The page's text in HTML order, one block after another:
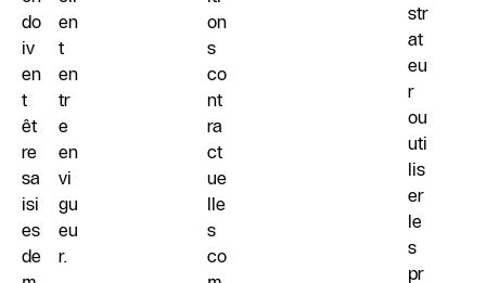
do
iv
en
t
êt
re
sa
isi
es
de
en
t
en
tr
e
en
vi
gu
eu
r.
on
s
co
nt
ra
ct
ue
lle
s
co
str
at
eu
r
ou
uti
lis
er
le
s
pr